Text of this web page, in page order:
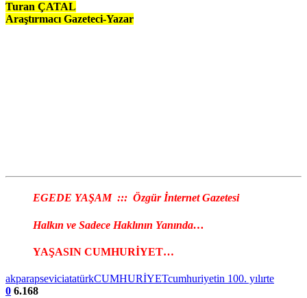
Turan ÇATAL
Araştırmacı Gazeteci-Yazar
EGEDE YAŞAM ::: Özgür İnternet Gazetesi
Halkın ve Sadece Haklının Yanında…
YAŞASIN CUMHURİYET…
akparapseviciatatürkCUMHURİYETcumhuriyetin 100. yılırte
0 6.168